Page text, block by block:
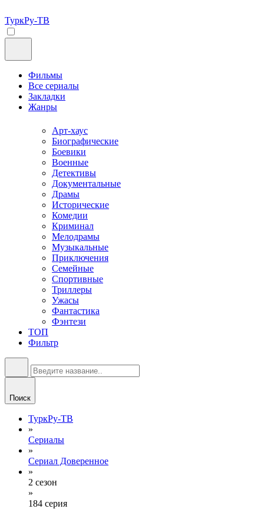
ТуркРу-ТВ
Фильмы
Все сериалы
Закладки
Жанры
Арт-хаус
Биографические
Боевики
Военные
Детективы
Документальные
Драмы
Исторические
Комедии
Криминал
Мелодрамы
Музыкальные
Приключения
Семейные
Спортивные
Триллеры
Ужасы
Фантастика
Фэнтези
ТОП
Фильтр
Поиск
ТуркРу-ТВ
»
Сериалы
»
Сериал Доверенное
»
2 сезон
»
184 серия